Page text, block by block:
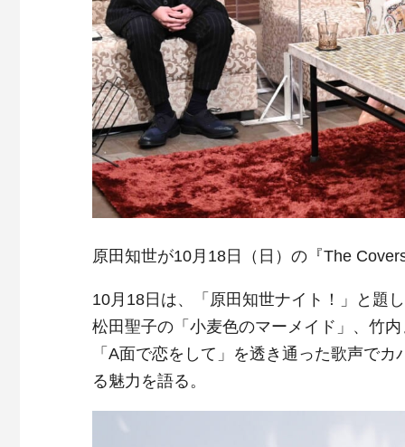
原田知世が10月18日（日）の『The
10月18日は、「原田知世ナイト！」と題
松田聖子の「小麦色のマーメイド」、竹
「A面で恋をして」を透き通った歌声で
る魅力を語る。